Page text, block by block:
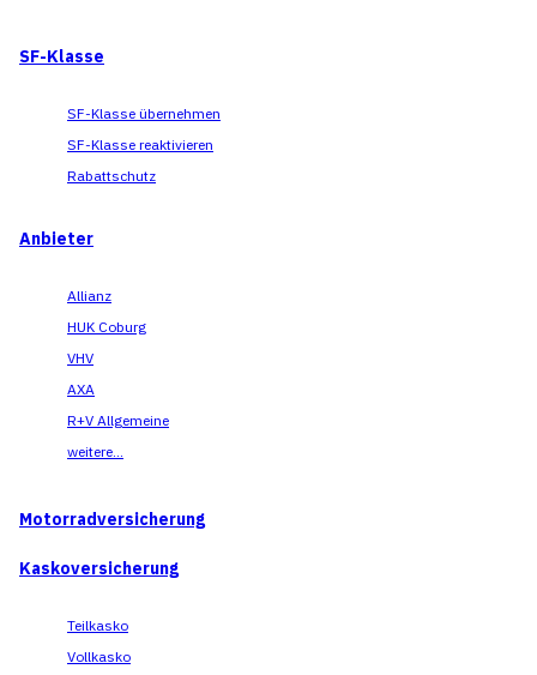
SF-Klasse
SF-Klasse übernehmen
SF-Klasse reaktivieren
Rabattschutz
Anbieter
Allianz
HUK Coburg
VHV
AXA
R+V Allgemeine
weitere...
Motorradversicherung
Kaskoversicherung
Teilkasko
Vollkasko